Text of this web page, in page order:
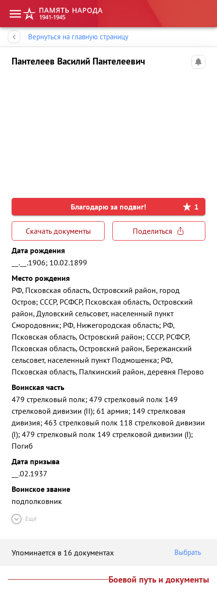
Вернуться на главную страницу
Пантелеев Василий Пантелеевич
Благодарю за подвиг! 1
Скачать документы
Поделиться
Дата рождения
__.__.1906; 10.02.1899
Место рождения
РФ, Псковская область, Островский район, город
Остров; СССР, РСФСР, Псковская область, Островский
район, Дуловский сельсовет, населенный пункт
Смородовник; РФ, Нижегородская область; РФ,
Псковская область, Островский район; СССР, РСФСР,
Псковская область, Островский район, Бережанский
сельсовет, населенный пункт Подмошенка; РФ,
Псковская область, Палкинский район, деревня Перово
Воинская часть
479 стрелковый полк; 479 стрелковый полк 149
стрелковой дивизии (II); 61 армия; 149 стрелковая
дивизия; 463 стрелковый полк 118 стрелковой дивизии
(I); 479 стрелковый полк 149 стрелковой дивизии (I);
Погиб
Дата призыва
__.02.1937
Воинское звание
подполковник
Ещё
Упоминается в 16 документах Выбрать
Боевой путь и документы
Память народа